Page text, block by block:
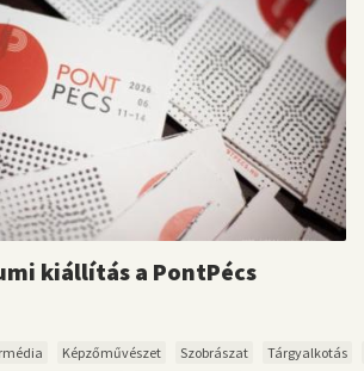
kiállítás a PontPécs
Képzőművészet Szobrászat
Tárgyalkotás